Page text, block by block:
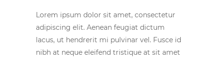
Lorem ipsum dolor sit amet, consectetur
adipiscing elit. Aenean feugiat dictum
lacus, ut hendrerit mi pulvinar vel. Fusce id
nibh at neque eleifend tristique at sit amet